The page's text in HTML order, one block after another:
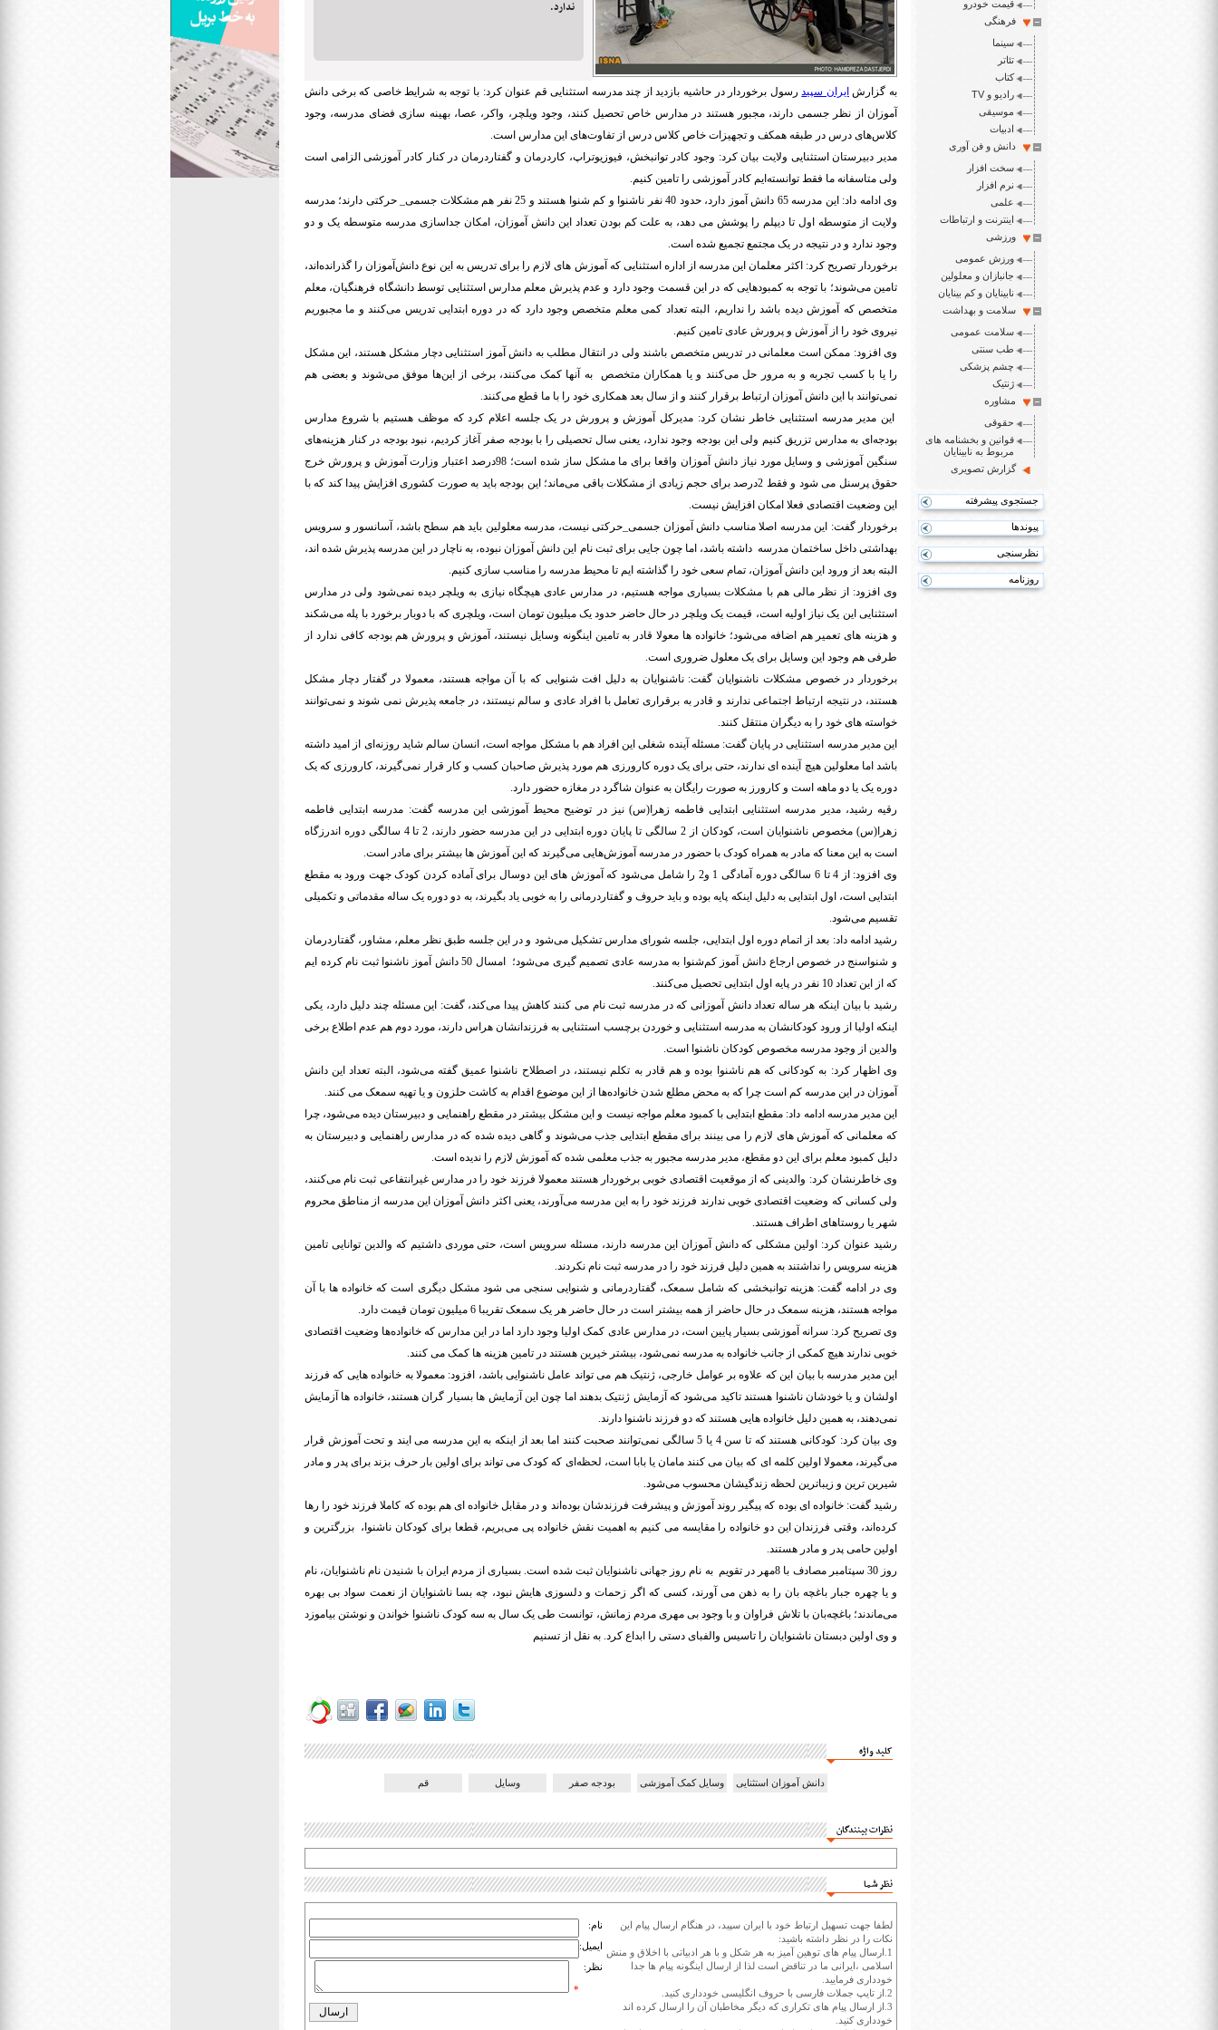
قیمت خودرو
فرهنگی
سینما
تئاتر
کتاب
رادیو و TV
موسیقی
ادبیات
دانش و فن آوری
سخت افزار
نرم افزار
علمی
اینترنت و ارتباطات
ورزشی
ورزش عمومی
جانبازان و معلولین
نابینایان و کم بینایان
سلامت و بهداشت
سلامت عمومی
طب سنتی
چشم پزشکی
ژنتیک
مشاوره
حقوقی
قوانین و بخشنامه های
مربوط به نابینایان
گزارش تصویری
جستجوی پیشرفته
پیوندها
نظرسنجی
روزنامه
ندارد.
به گزارش ایران سپیدرسول برخوردار در حاشیه بازدید از چند مدرسه استثنایی قم عنوان کرد: با توجه به شرایط خاصی که برخی دانش
آموزان از نظر جسمی دارند، مجبور هستند در مدارس خاص تحصیل کنند، وجود ویلچر، واکر، عصا، بهینه سازی فضای مدرسه، وجود
کلاس‌های درس در طبقه همکف و تجهیزات خاص کلاس درس از تفاوت‌های این مدارس است.
مدیر دبیرستان استثنایی ولایت بیان کرد: وجود کادر توانبخش، فیوزیوتراپ، کاردرمان و گفتاردرمان در کنار کادر آموزشی الزامی است
ولی متاسفانه ما فقط توانسته‌ایم کادر آموزشی را تامین کنیم.
وی ادامه داد: این مدرسه 65 دانش آموز دارد، حدود 40 نفر ناشنوا و کم شنوا هستند و 25 نفر هم مشکلات جسمی_ حرکتی دارند؛ مدرسه
ولایت از متوسطه اول تا دیپلم را پوشش می دهد، به علت کم بودن تعداد این دانش آموزان، امکان جداسازی مدرسه متوسطه یک و دو
وجود ندارد و در نتیجه در یک مجتمع تجمیع شده است.
برخوردار تصریح کرد: اکثر معلمان این مدرسه از اداره استثنایی که آموزش های لازم را برای تدریس به این نوع دانش‌آموزان را گذرانده‌اند،
تامین‌ می‌شوند؛ با توجه به کمبودهایی که در این قسمت وجود دارد و عدم پذیرش معلم مدارس استثنایی توسط دانشگاه فرهنگیان، معلم
متخصص که آموزش دیده باشد را نداریم، البته تعداد کمی معلم متخصص وجود دارد که در دوره ابتدایی تدریس می‌کنند و ما مجبوریم
نیروی خود را از آموزش و پرورش عادی تامین کنیم.
وی افزود: ممکن است معلمانی در تدریس متخصص‌ باشند ولی در انتقال مطلب به دانش آموز استثنایی دچار مشکل هستند، این مشکل
را یا با کسب تجربه و به مرور حل می‌کنند و یا همکاران متخصص به آنها کمک می‌کنند، برخی از این‌ها موفق می‌شوند و بعضی هم
نمی‌توانند با این دانش آموزان ارتباط برقرار کنند و از سال بعد همکاری خود را با ما قطع می‌کنند.
این مدیر مدرسه استثنایی خاطر نشان کرد: مدیرکل آموزش و پرورش در یک جلسه اعلام کرد که موظف هستیم با شروع مدارس
بودجه‌ای به مدارس تزریق کنیم ولی این بودجه وجود ندارد، یعنی سال تحصیلی را با بودجه صفر آغاز کردیم، نبود بودجه در کنار هزینه‌های
سنگین آموزشی و وسایل مورد نیاز دانش آموزان واقعا برای ما مشکل ساز شده است؛ 98درصد اعتبار وزارت آموزش و پرورش خرج
حقوق پرسنل می شود و فقط 2درصد برای حجم زیادی از مشکلات باقی می‌ماند؛ این بودجه باید به صورت کشوری افزایش پیدا کند که با
این وضعیت اقتصادی فعلا امکان افزایش نیست.
برخوردار گفت: این مدرسه اصلا مناسب دانش آموزان جسمی_حرکتی نیست، مدرسه معلولین باید هم سطح باشد، آسانسور و سرویس
بهداشتی داخل ساختمان مدرسه داشته باشد، اما چون جایی برای ثبت نام این دانش آموزان نبوده، به ناچار در این مدرسه پذیرش شده اند،
البته بعد از ورود این دانش آموزان، تمام سعی خود را گذاشته ایم تا محیط مدرسه را مناسب سازی کنیم.
وی افزود: از نظر مالی هم با مشکلات بسیاری مواجه هستیم، در مدارس عادی هیچگاه نیازی به ویلچر دیده نمی‌شود ولی در مدارس
استثنایی این یک نیاز اولیه است، قیمت یک ویلچر در حال حاضر حدود یک میلیون تومان است، ویلچری که با دوبار برخورد با پله می‌شکند
و هزینه های تعمیر هم اضافه می‌شود؛ خانواده ها معولا قادر به تامین اینگونه وسایل نیستند، آموزش و پرورش هم بودجه کافی ندارد از
طرفی هم وجود این وسایل برای یک معلول ضروری است.
برخوردار در خصوص مشکلات ناشنوایان گفت: ناشنوایان به دلیل افت شنوایی که با آن مواجه هستند، معمولا در گفتار دچار مشکل
هستند، در نتیجه ارتباط اجتماعی ندارند و قادر به برقراری تعامل با افراد عادی و سالم نیستند، در جامعه پذیرش نمی شوند و نمی‌توانند
خواسته های خود را به دیگران منتقل کنند.
این مدیر مدرسه استثنایی در پایان گفت: مسئله آینده شغلی این افراد هم با مشکل مواجه است، انسان سالم شاید روزنه‌ای از امید داشته
باشد اما معلولین هیچ آینده ای ندارند، حتی برای یک دوره کارورزی هم مورد پذیرش صاحبان کسب و کار قرار نمی‌گیرند، کارورزی که یک
دوره یک یا دو ماهه است و کارورز به صورت رایگان به عنوان شاگرد در مغازه حضور دارد.
رقیه رشید، مدیر مدرسه استثنایی ابتدایی فاطمه زهرا(س) نیز در توضیح محیط آموزشی این مدرسه گفت: مدرسه ابتدایی فاطمه
زهرا(س) مخصوص ناشنوایان است، کودکان از 2 سالگی تا پایان دوره ابتدایی در این مدرسه حضور دارند، 2 تا 4 سالگی دوره اندرزگاه
است به این معنا که مادر به همراه کودک با حضور در مدرسه آموزش‌هایی می‌گیرند که این آموزش ها بیشتر برای مادر است.
وی افزود: از 4 تا 6 سالگی دوره آمادگی 1 و2 را شامل می‌شود که آموزش های این دوسال برای آماده کردن کودک جهت ورود به مقطع
ابتدایی است، اول ابتدایی به دلیل اینکه پایه بوده و باید حروف و گفتاردرمانی را به خوبی یاد بگیرند، به دو دوره یک ساله مقدماتی و تکمیلی
تقسیم می‌شود.
رشید ادامه داد: بعد از اتمام دوره اول ابتدایی، جلسه شورای مدارس تشکیل می‌شود و در این جلسه طبق نظر معلم، مشاور، گفتاردرمان
و شنواسنج در خصوص ارجاع دانش آموز کم‌شنوا به مدرسه عادی تصمیم گیری می‌شود؛ امسال 50 دانش آموز ناشنوا ثبت نام کرده ایم
که از این تعداد 10 نفر در پایه اول ابتدایی تحصیل می‌کنند.
رشید با بیان اینکه هر ساله تعداد دانش آموزانی که در مدرسه ثبت نام می کنند کاهش پیدا می‌کند، گفت: این مسئله چند دلیل دارد، یکی
اینکه اولیا از ورود کودکانشان به مدرسه استثنایی و خوردن برچسب استثنایی به فرزندانشان هراس دارند، مورد دوم هم عدم اطلاع برخی
والدین از وجود مدرسه مخصوص کودکان ناشنوا است.
وی اظهار کرد: به کودکانی که هم ناشنوا بوده و هم قادر به تکلم نیستند، در اصطلاح ناشنوا عمیق گفته می‌شود، البته تعداد این دانش
آموزان در این مدرسه کم است چرا که به محض مطلع شدن خانواده‌ها از این موضوع اقدام به کاشت حلزون و یا تهیه سمعک می کنند.
این مدیر مدرسه ادامه داد: مقطع ابتدایی با کمبود معلم مواجه نیست و این مشکل بیشتر در مقطع راهنمایی و دبیرستان دیده می‌شود، چرا
که معلمانی که آموزش های لازم را می بینند برای مقطع ابتدایی جذب می‌شوند و گاهی دیده شده که در مدارس راهنمایی و دبیرستان به
دلیل کمبود معلم برای این دو مقطع، مدیر مدرسه مجبور به جذب معلمی شده که آموزش لازم را ندیده است.
وی خاطرنشان کرد: والدینی که از موقعیت اقتصادی خوبی برخوردار هستند معمولا فرزند خود را در مدارس غیرانتفاعی ثبت نام می‌کنند،
ولی کسانی که وضعیت اقتصادی خوبی ندارند فرزند خود را به این مدرسه می‌آورند، یعنی اکثر دانش آموزان این مدرسه از مناطق محروم
شهر یا روستاهای اطراف هستند.
رشید عنوان کرد: اولین مشکلی که دانش آموزان این مدرسه دارند، مسئله سرویس است، حتی موردی داشتیم که والدین توانایی تامین
هزینه سرویس را نداشتند به همین دلیل فرزند خود را در مدرسه ثبت نام نکردند.
وی در ادامه گفت: هزینه توانبخشی که شامل سمعک، گفتاردرمانی و شنوایی سنجی می شود مشکل دیگری است که خانواده ها با آن
مواجه هستند، هزینه سمعک در حال حاضر از همه بیشتر است در حال حاضر هر یک سمعک تقریبا 6 میلیون تومان قیمت دارد.
وی تصریح کرد: سرانه آموزشی بسیار پایین است، در مدارس عادی کمک اولیا وجود دارد اما در این مدارس که خانواده‌ها وضعیت اقتصادی
خوبی ندارند هیچ کمکی از جانب خانواده به مدرسه نمی‌شود، بیشتر خیرین هستند در تامین هزینه ها کمک می کنند.
این مدیر مدرسه با بیان این که علاوه بر عوامل خارجی، ژنتیک هم می تواند عامل ناشنوایی باشد، افزود: معمولا به خانواده هایی که فرزند
اولشان و یا خودشان ناشنوا هستند تاکید می‌شود که آزمایش ژنتیک بدهند اما چون این آزمایش ها بسیار گران هستند، خانواده ها آزمایش
نمی‌دهند، به همین دلیل خانواده هایی هستند که دو فرزند ناشنوا دارند.
وی بیان کرد: کودکانی هستند که تا سن 4 یا 5 سالگی نمی‌توانند صحبت کنند اما بعد از اینکه به این مدرسه می ایند و تحت آموزش قرار
می‌گیرند، معمولا اولین کلمه ای که بیان می کنند مامان یا بابا است، لحظه‌ای که کودک می تواند برای اولین بار حرف بزند برای پدر و مادر
شیرین ترین و زیباترین لحظه زندگیشان محسوب می‌شود.
رشید گفت: خانواده ای بوده که پیگیر روند آموزش و پیشرفت فرزندشان بوده‌اند و در مقابل خانواده ای هم بوده که کاملا فرزند خود را رها
کرده‌اند، وقتی فرزندان این دو خانواده را مقایسه می کنیم به اهمیت نقش خانواده پی می‌بریم، قطعا برای کودکان ناشنوا، بزرگترین و
اولین حامی پدر و مادر هستند.
روز 30 سپتامبر مصادف با 8مهر در تقویم به نام روز جهانی ناشنوایان ثبت شده است. بسیاری از مردم ایران با شنیدن نام ناشنوایان، نام
و یا چهره جبار باغچه بان را به ذهن می آورند، کسی که اگر زحمات و دلسوزی هایش نبود، چه بسا ناشنوایان از نعمت سواد بی بهره
می‌ماندند؛ باغچه‌بان با تلاش فراوان و با وجود بی مهری مردم زمانش، توانست طی یک سال به سه کودک ناشنوا خواندن و نوشتن بیاموزد
و وی اولین دبستان ناشنوایان را تاسیس والفبای دستی را ابداع کرد. به نقل از تسنیم
کلید واژه
دانش آموزان استثنایی وسایل کمک آموزشی بودجه صفر وسایل قم
نظرات بینندگان
نظر شما
لطفا جهت تسهیل ارتباط خود با ایران سپید، در هنگام ارسال پیام این
نکات را در نظر داشته باشید:
1.ارسال پیام های توهین آمیز به هر شکل و با هر ادبیاتی با اخلاق و منش
اسلامی ،ایرانی ما در تناقض است لذا از ارسال اینگونه پیام ها جدا
خودداری فرمایید.
2.از تایپ جملات فارسی با حروف انگلیسی خودداری کنید.
3.از ارسال پیام های تکراری که دیگر مخاطبان آن را ارسال کرده اند
خودداری کنید.
نام:
ایمیل:
نظر:
*